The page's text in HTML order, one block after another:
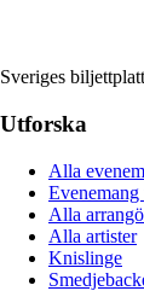
Sveriges
Utforska
Alla
Evenemang
Alla
Alla artister
Knislinge